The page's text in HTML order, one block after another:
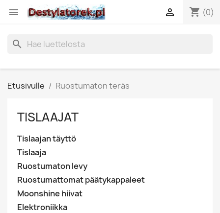
 shopping_cart (0)

search
Etusivulle Ruostumaton teräs
TISLAAJAT
Tislaajan täyttö
Tislaaja
Ruostumaton levy
Ruostumattomat päätykappaleet
Moonshine hiivat
Elektroniikka